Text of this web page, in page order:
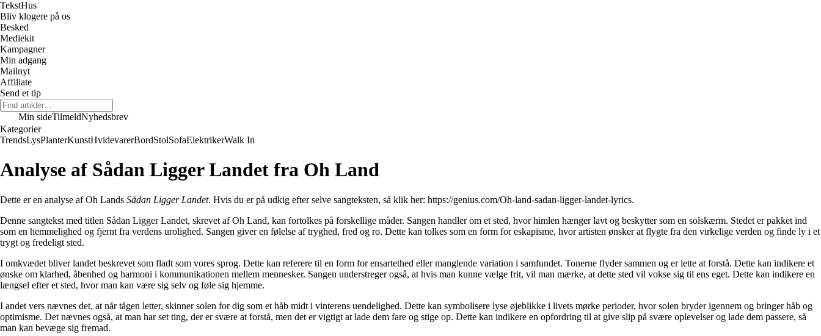
TekstHus
Bliv klogere på os
Besked
Mediekit
Kampagner
Min adgang
Mailnyt
Affiliate
Send et tip
Min sideTilmeldNyhedsbrev
Kategorier
TrendsLysPlanterKunstHvidevarerBordStolSofaElektrikerWalk In
Analyse af Sådan Ligger Landet fra Oh Land
Dette er en analyse af Oh Lands Sådan Ligger Landet. Hvis du er på udkig efter selve sangteksten, så klik her: https://genius.com/Oh-land-sadan-ligger-landet-lyrics.
Denne sangtekst med titlen Sådan Ligger Landet, skrevet af Oh Land, kan fortolkes på forskellige måder. Sangen handler om et sted, hvor himlen hænger lavt og beskytter som en solskærm. Stedet er pakket ind
som en hemmelighed og fjernt fra verdens urolighed. Sangen giver en følelse af tryghed, fred og ro. Dette kan tolkes som en form for eskapisme, hvor artisten ønsker at flygte fra den virkelige verden og finde ly i et
trygt og fredeligt sted.
I omkvædet bliver landet beskrevet som fladt som vores sprog. Dette kan referere til en form for ensartethed eller manglende variation i samfundet. Tonerne flyder sammen og er lette at forstå. Dette kan indikere et
ønske om klarhed, åbenhed og harmoni i kommunikationen mellem mennesker. Sangen understreger også, at hvis man kunne vælge frit, vil man mærke, at dette sted vil vokse sig til ens eget. Dette kan indikere en
længsel efter et sted, hvor man kan være sig selv og føle sig hjemme.
I andet vers nævnes det, at når tågen letter, skinner solen for dig som et håb midt i vinterens uendelighed. Dette kan symbolisere lyse øjeblikke i livets mørke perioder, hvor solen bryder igennem og bringer håb og
optimisme. Det nævnes også, at man har set ting, der er svære at forstå, men det er vigtigt at lade dem fare og stige op. Dette kan indikere en opfordring til at give slip på svære oplevelser og lade dem passere, så
man kan bevæge sig fremad.